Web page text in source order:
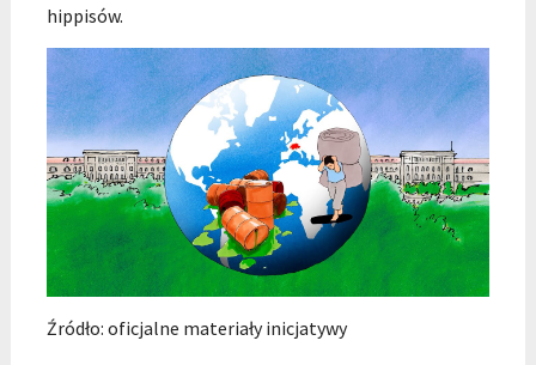
hippisów.
Źródło: oficjalne materiały inicjatywy